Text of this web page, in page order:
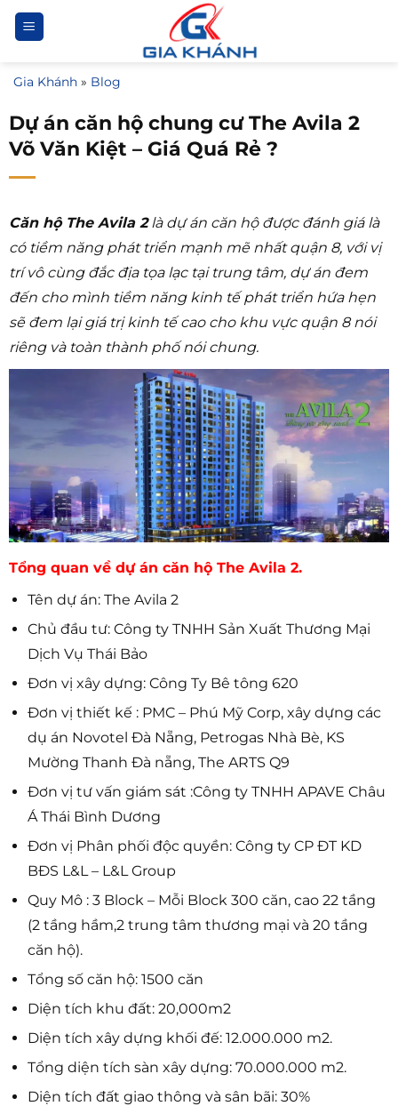
Bỏ
qua
dung
Gia Khánh » Blog
Dự án căn hộ chung cư The Avila 2
Võ Văn Kiệt – Giá Quá Rẻ ?
Căn hộ The Avila 2là dự án căn hộ được đánh giá là
có tiềm năng phát triển mạnh mẽ nhất quận 8, với vị
trí vô cùng đắc địa tọa lạc tại trung tâm, dự án đem
đến cho mình tiềm năng kinh tế phát triển hứa hẹn
sẽ đem lại giá trị kinh tế cao cho khu vực quận 8 nói
riêng và toàn thành phố nói chung.
Tổng quan về dự án căn hộ The Avila 2.
Tên dự án: The Avila 2
Chủ đầu tư: Công ty TNHH Sản Xuất Thương Mại
Dịch Vụ Thái Bảo
Đơn vị xây dựng: Công Ty Bê tông 620
Đơn vị thiết kế : PMC – Phú Mỹ Corp, xây dựng các
dụ án Novotel Đà Nẵng, Petrogas Nhà Bè, KS
Mường Thanh Đà nẵng, The ARTS Q9
Đơn vị tư vấn giám sát :Công ty TNHH APAVE Châu
Á Thái Bình Dương
Đơn vị Phân phối độc quyền: Công ty CP ĐT KD
BĐS L&L – L&L Group
Quy Mô : 3 Block – Mỗi Block 300 căn, cao 22 tầng
(2 tầng hầm,2 trung tâm thương mại và 20 tầng
căn hộ).
Tổng số căn hộ: 1500 căn
Diện tích khu đất: 20,000m2
Diện tích xây dựng khối đế: 12.000.000 m2.
Tổng diện tích sàn xây dựng: 70.000.000 m2.
Diện tích đất giao thông và sân bãi: 30%